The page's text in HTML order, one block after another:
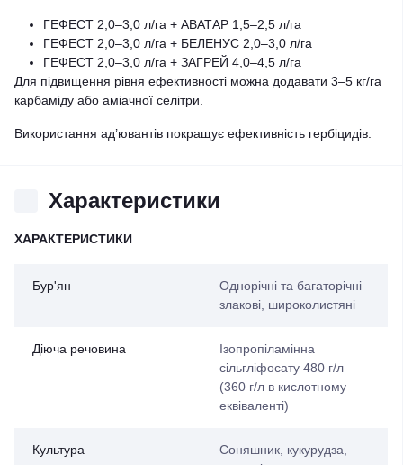
ГЕФЕСТ 2,0–3,0 л/га + АВАТАР 1,5–2,5 л/га
ГЕФЕСТ 2,0–3,0 л/га + БЕЛЕНУС 2,0–3,0 л/га
ГЕФЕСТ 2,0–3,0 л/га + ЗАГРЕЙ 4,0–4,5 л/га
Для підвищення рівня ефективності можна додавати 3–5 кг/га
карбаміду або аміачної селітри.
Використання ад’ювантів покращує ефективність гербіцидів.
Характеристики
ХАРАКТЕРИСТИКИ
Бур'ян
Однорічні та багаторічні
злакові, широколистяні
Діюча речовина
Ізопропіламінна
сільгліфосату 480 г/л
(360 г/л в кислотному
еквіваленті)
Культура
Соняшник, кукурудза,